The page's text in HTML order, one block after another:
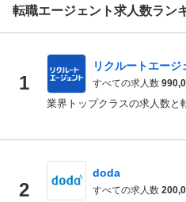
転職エージェント求人数ラン
1
リクルートエージ
すべての求人数
業界トップクラスの求人数と
2
doda
すべての求人数